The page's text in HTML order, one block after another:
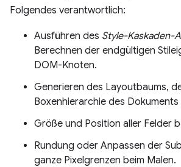
Folgendes verantwortlich:
Ausführen des Style-Kaskaden-
Berechnen der endgültigen
DOM-Knoten.
Generieren des Layoutbaums,
Boxenhierarchie des
Größe und Position aller Felder
Rundung oder Anpassen der
ganze Pixelgrenzen beim Malen.